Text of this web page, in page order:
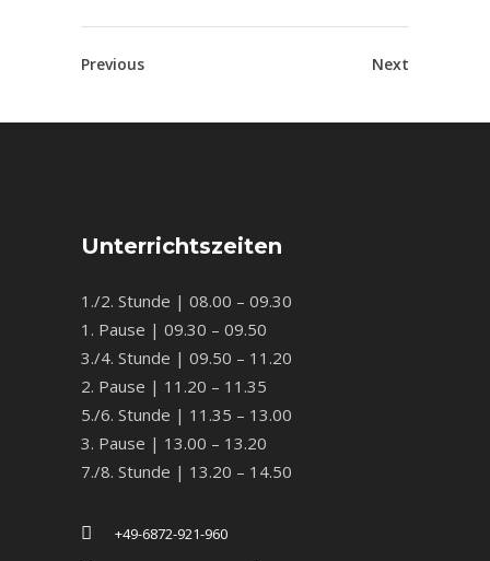
Previous Next
Unterrichtszeiten
1./2. Stunde | 08.00 – 09.30
1. Pause | 09.30 – 09.50
3./4. Stunde | 09.50 – 11.20
2. Pause | 11.20 – 11.35
5./6. Stunde | 11.35 – 13.00
3. Pause | 13.00 – 13.20
7./8. Stunde | 13.20 – 14.50
+49-6872-921-960